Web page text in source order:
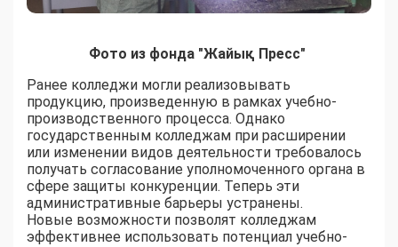
Фото из фонда "Жайық Пресс"
Ранее колледжи могли реализовывать
продукцию, произведенную в рамках учебно-
производственного процесса. Однако
государственным колледжам при расширении
или изменении видов деятельности требовалось
получать согласование уполномоченного органа в
сфере защиты конкуренции. Теперь эти
административные барьеры устранены.
Новые возможности позволят колледжам
эффективнее использовать потенциал учебно-